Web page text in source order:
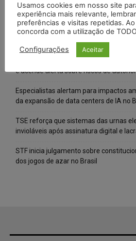
Posts Recentes
Marcello Perino: caso Braskem testa
cautelar e recuperação judicial
e acende alerta sobre riscos de
Especialistas alertam para impactos
da expansão de data centers de IA no
TSE reforça que sistemas das urnas
invioláveis após assinatura digital e
STF inicia julgamento sobre
dos jogos de azar no Brasil
Usamos cookies em nosso site
experiência mais relevante,
preferências e visitas repetidas. Ao
concorda com a utilização de
Configurações Aceitar